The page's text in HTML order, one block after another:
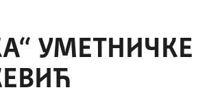
УМЕТНИЧКЕ